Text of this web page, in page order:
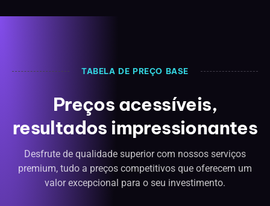
TABELA DE PREÇO BASE
Preços acessíveis,
resultados impressionantes
Desfrute de qualidade superior com nossos serviços
premium, tudo a preços competitivos que oferecem um
valor excepcional para o seu investimento.